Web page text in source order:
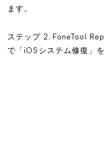
ます。
ステップ 2. FoneTool
で「iOSシステム修復」を